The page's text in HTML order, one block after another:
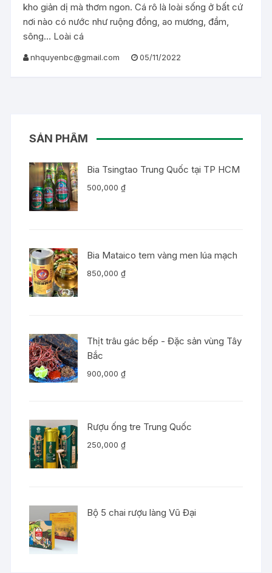
kho giản dị mà thơm ngon. Cá rô là loài sống ở bất cứ
nơi nào có nước như ruộng đồng, ao mương, đầm,
sông… Loài cá
nhquyenbc@gmail.com 05/11/2022
SẢN PHẨM
Bia Tsingtao Trung Quốc tại TP HCM
500,000₫
Bia Mataico tem vàng men lúa mạch
850,000₫
Thịt trâu gác bếp - Đặc sản vùng Tây
Bắc
900,000₫
Rượu ống tre Trung Quốc
250,000₫
Bộ 5 chai rượu làng Vũ Đại